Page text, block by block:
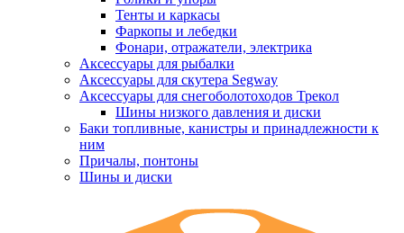
Тенты и каркасы
Фаркопы и лебедки
Фонари, отражатели, электрика
Аксессуары для рыбалки
Аксессуары для скутера Segway
Аксессуары для снегоболотоходов Трекол
Шины низкого давления и диски
Баки топливные, канистры и принадлежности к
ним
Причалы, понтоны
Шины и диски